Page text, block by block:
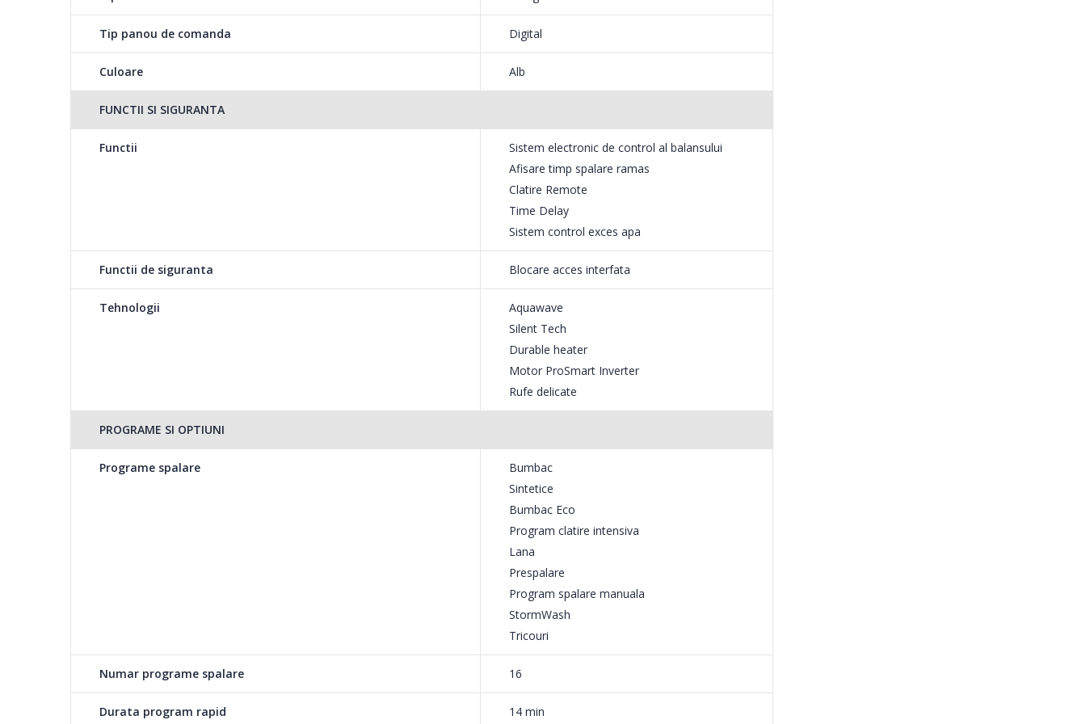
Silent Tech
standard cu ajutorul motorului ProSmart Inverter si a peretilor laterali in forma de S, astfel
Iti este teama ca iti vei strica puloverul preferat din lana daca il pui la uscat? Din fericire uscatoarele
de rufe Beko sunt certificate Woolmark ®Apparel Care asa ca iti poti usca fara griji hainele
Esti pasionata de shopping, dar nu porti tinutele noi fara sa le speli mai intai? Beko are solutia
pentru tine, acum poti spala in 14 minute cateva dintre hainele pe care vrei sa le porti imediat.
Stim cat de important este timpul pentru tine. De aceea, Beko a dezvoltat un program rapid
destinat articolelor din bumbac usor murdare, nepatate sau purtate o singura data. Astfel in doar
28 minute, la o temperatura de 30°C vei avea haine imaculate.
Programul asigura o spalare delicata a hainelor din lana, fara a le deteriora. Printr-un control
inteligent al cuvei masinii de spalat si al aportului de apa, hainele din lana nu se vor deforma si te
Tip panou de comanda Digital
Culoare Alb
FUNCTII SI SIGURANTA
Functii
Sistem electronic de control al balansului
Afisare timp spalare ramas
Clatire Remote
Time Delay
Sistem control exces apa
Functii de siguranta Blocare acces interfata
Tehnologii
Aquawave
Silent Tech
Durable heater
Motor ProSmart Inverter
Rufe delicate
PROGRAME SI OPTIUNI
Programe spalare
Bumbac
Sintetice
Bumbac Eco
Program clatire intensiva
Lana
Prespalare
Program spalare manuala
StormWash
Tricouri
Numar programe spalare 16
Durata program rapid 14 min